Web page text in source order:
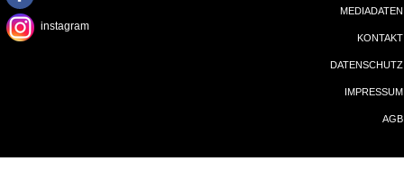
instagram
MEDIADATEN
KONTAKT
DATENSCHUTZ
IMPRESSUM
AGB